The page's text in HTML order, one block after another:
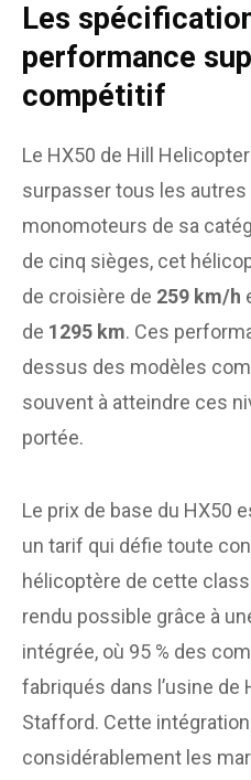
Les
performance
compétitif
Le HX50 de Hill
surpasser tous les
monomoteurs de sa
de cinq sièges, cet
de croisière de 259 km/h
de 1295 km. Ces
dessus des modèles
souvent à atteindre ces
portée.
Le prix de base du HX50
un tarif qui défie toute
hélicoptère de cette
rendu possible grâce à
intégrée, où 95 % des
fabriqués dans l’usine de
Stafford. Cette
considérablement les